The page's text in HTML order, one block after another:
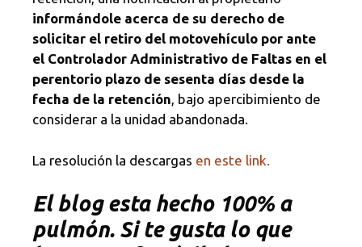
informándole acerca de su derecho de
solicitar el retiro del motovehículo por ante
el Controlador Administrativo de Faltas en el
perentorio plazo de sesenta días desde la
fecha de la retención, bajo apercibimiento de
considerar a la unidad abandonada.
La resolución la descargas en este link.
El blog esta hecho 100% a
pulmón. Si te gusta lo que